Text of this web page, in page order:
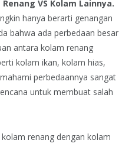
VS Kolam Lainnya.
hanya berarti genangan
bahwa ada perbedaan besar
antara kolam renang
kolam ikan, kolam hias,
perbedaannya sangat
untuk membuat salah
renang dengan kolam